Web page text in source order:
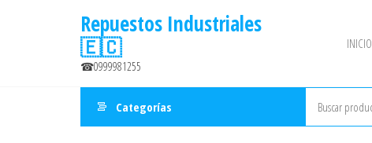
Repuestos Industriales
🇪🇨
☎0999981255
INICIO
Categorías